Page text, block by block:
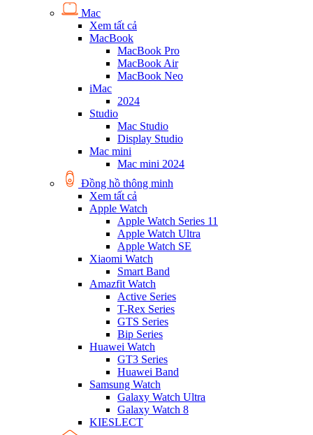
Mac
Xem tất cả
MacBook
MacBook Pro
MacBook Air
MacBook Neo
iMac
2024
Studio
Mac Studio
Display Studio
Mac mini
Mac mini 2024
Đồng hồ thông minh
Xem tất cả
Apple Watch
Apple Watch Series 11
Apple Watch Ultra
Apple Watch SE
Xiaomi Watch
Smart Band
Amazfit Watch
Active Series
T-Rex Series
GTS Series
Bip Series
Huawei Watch
GT3 Series
Huawei Band
Samsung Watch
Galaxy Watch Ultra
Galaxy Watch 8
KIESLECT